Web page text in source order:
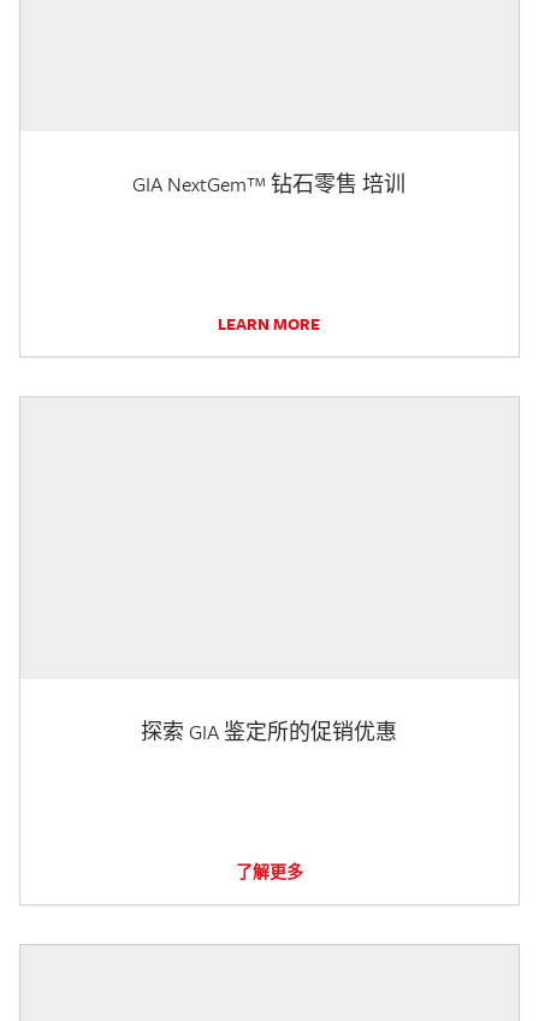
GIA NextGem™ 钻石零售 培训
LEARN MORE
探索 GIA 鉴定所的促销优惠
了解更多